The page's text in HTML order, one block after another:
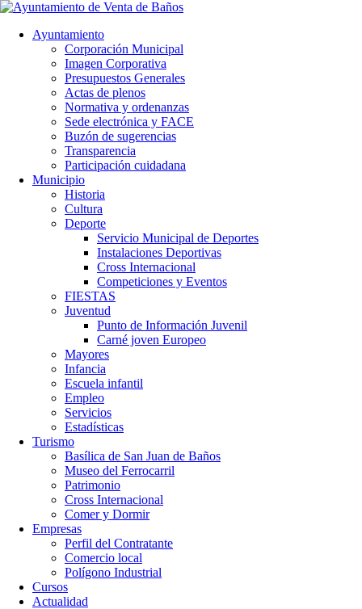
Ayuntamiento
Corporación Municipal
Imagen Corporativa
Presupuestos Generales
Actas de plenos
Normativa y ordenanzas
Sede electrónica y FACE
Buzón de sugerencias
Transparencia
Participación cuidadana
Municipio
Historia
Cultura
Deporte
Servicio Municipal de Deportes
Instalaciones Deportivas
Cross Internacional
Competiciones y Eventos
FIESTAS
Juventud
Punto de Información Juvenil
Carné joven Europeo
Mayores
Infancia
Escuela infantil
Empleo
Servicios
Estadísticas
Turismo
Basílica de San Juan de Baños
Museo del Ferrocarril
Patrimonio
Cross Internacional
Comer y Dormir
Empresas
Perfil del Contratante
Comercio local
Polígono Industrial
Cursos
Actualidad